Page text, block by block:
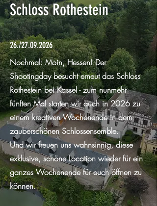
Schloss Rothestein
26./27.09.2026
Nochmal: Moin, Hessen! Der
Shootingday besucht erneut das Schloss
Rothestein bei Kassel - zum nunmehr
fünften Mal starten wir auch in 2026 zu
einem kreativen Wochenende in dem
zauberschönen Schlossensemble.
Und wir freuen uns wahnsinnig, diese
exklusive, schöne Location wieder für ein
ganzes Wochenende für euch öffnen zu
können.